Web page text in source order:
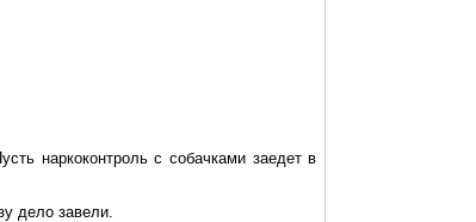
наркоконтрольс собачками заедет в
дело завели.